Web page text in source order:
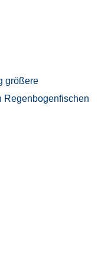
größere
Regenbogenfischen